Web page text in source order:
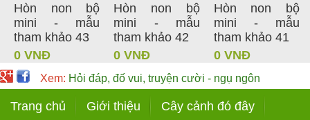
Hòn non bộ
mini - mẫu
tham khảo 43
0 VNĐ
Hòn non bộ
mini - mẫu
tham khảo 42
0 VNĐ
Hòn non bộ
mini - mẫu
tham khảo 41
0 VNĐ
Xem: Hỏi đáp, đố vui, truyện cười - ngụ ngôn
Trang chủ Giới thiệu Cây cảnh đó đây